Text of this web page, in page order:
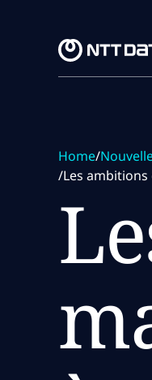
Home/
/Les ambitions